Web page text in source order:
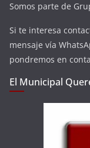
Somos parte de
Si te interesa
mensaje vía
pondremos en
El Municipal